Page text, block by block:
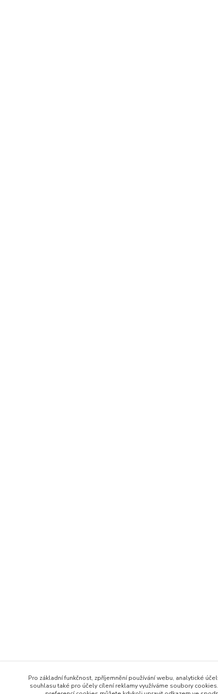
Pro základní funkčnost, zpříjemnění používání webu, analytické
souhlasu také pro účely cílení reklamy využíváme soubory